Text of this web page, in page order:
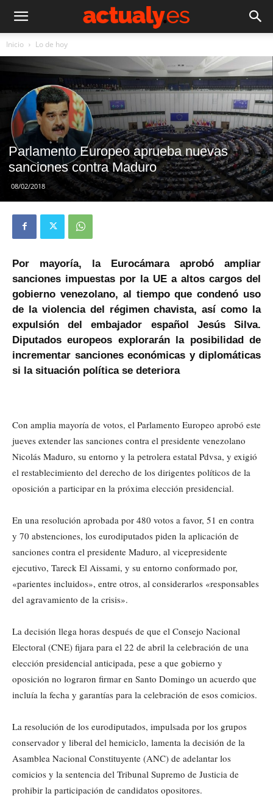
Inicio Lo de hoy
Parlamento Europeo aprueba nuevas
sanciones contra Maduro
08/02/2018
Por mayoría, la Eurocámara aprobó ampliar
sanciones impuestas por la UE a altos cargos del
gobierno venezolano, al tiempo que condenó uso
de la violencia del régimen chavista, así como la
expulsión del embajador español Jesús Silva.
Diputados europeos explorarán la posibilidad de
incrementar sanciones económicas y diplomáticas
si la situación política se deteriora
Con amplia mayoría de votos, el Parlamento Europeo aprobó este
jueves extender las sanciones contra el presidente venezolano
Nicolás Maduro, su entorno y la petrolera estatal Pdvsa, y exigió
el restablecimiento del derecho de los dirigentes políticos de la
oposición a participar en la próxima elección presidencial.
En una resolución aprobada por 480 votos a favor, 51 en contra
y 70 abstenciones, los eurodiputados piden la aplicación de
sanciones contra el presidente Maduro, al vicepresidente
ejecutivo, Tareck El Aissami, y su entorno conformado por,
«parientes incluidos», entre otros, al considerarlos «responsables
del agravamiento de la crisis».
La decisión llega horas después de que el Consejo Nacional
Electoral (CNE) fijara para el 22 de abril la celebración de una
elección presidencial anticipada, pese a que gobierno y
oposición no lograron firmar en Santo Domingo un acuerdo que
incluía la fecha y garantías para la celebración de esos comicios.
La resolución de los eurodiputados, impulsada por los grupos
conservador y liberal del hemiciclo, lamenta la decisión de la
Asamblea Nacional Constituyente (ANC) de adelantar los
comicios y la sentencia del Tribunal Supremo de Justicia de
prohibir la participación de candidatos opositores.